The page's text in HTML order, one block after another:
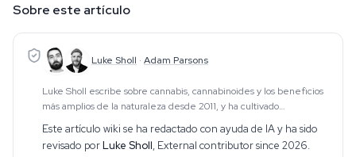
Sobre este artículo
Luke Sholl · Adam Parsons
Luke Sholl escribe sobre cannabis, cannabinoides y los beneficios
más amplios de la naturaleza desde 2011, y ha cultivado
una década. Esa experiencia de culti
Este artículo wiki se ha redactado con ayuda de IA y ha sido
revisado porLuke Sholl, External contributor since 2026.